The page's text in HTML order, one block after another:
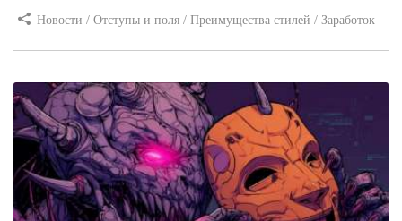
Новости / Отступы и поля / Преимущества стилей / Заработок